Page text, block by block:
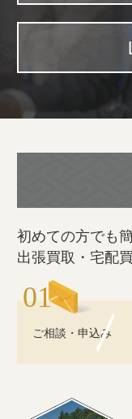
初めての方でも
出張買取・宅配
ご相談・申込み